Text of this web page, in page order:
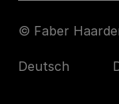
© Faber
Deutsch